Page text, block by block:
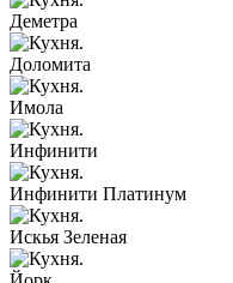
Деметра
Доломита
Имола
Инфинити
Инфинити Платинум
Искья Зеленая